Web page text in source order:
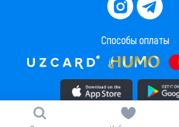
Способы оплаты
Скачать приложение в AppStore
Карта сайта